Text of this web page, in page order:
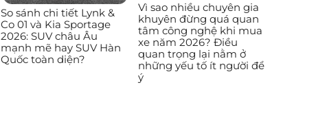
So sánh chi tiết Lynk &
Co 01 và Kia Sportage
2026: SUV châu Âu
mạnh mẽ hay SUV Hàn
Quốc toàn diện?
Vì sao nhiều chuyên gia
khuyên đừng quá quan
tâm công nghệ khi mua
xe năm 2026? Điều
quan trọng lại nằm ở
những yếu tố ít người để
ý